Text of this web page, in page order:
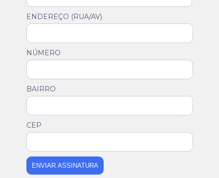
ENDEREÇO (RUA/AV)
NÚMERO
BAIRRO
CEP
ENVIAR ASSINATURA